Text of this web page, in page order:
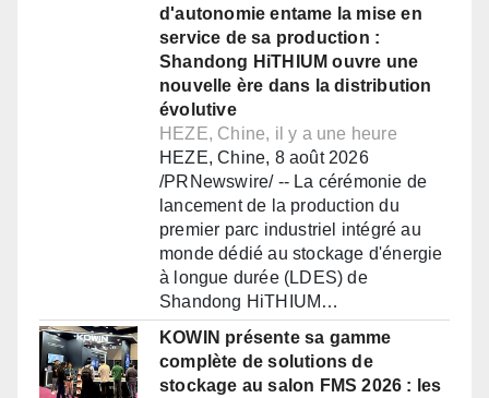
d'autonomie entame la mise en
service de sa production :
Shandong HiTHIUM ouvre une
nouvelle ère dans la distribution
évolutive
HEZE, Chine, il y a une heure
HEZE, Chine, 8 août 2026
/PRNewswire/ -- La cérémonie de
lancement de la production du
premier parc industriel intégré au
monde dédié au stockage d'énergie
à longue durée (LDES) de
Shandong HiTHIUM…
KOWIN présente sa gamme
complète de solutions de
stockage au salon FMS 2026 : les